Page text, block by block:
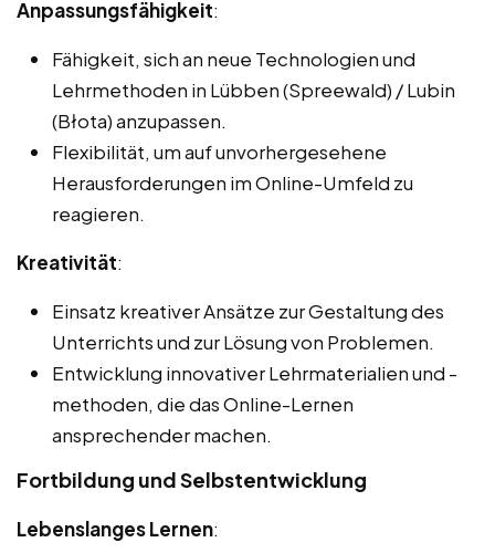
Anpassungsfähigkeit:
Fähigkeit, sich an neue Technologien und
Lehrmethoden in Lübben (Spreewald) / Lubin
(Błota) anzupassen.
Flexibilität, um auf unvorhergesehene
Herausforderungen im Online-Umfeld zu
reagieren.
Kreativität:
Einsatz kreativer Ansätze zur Gestaltung des
Unterrichts und zur Lösung von Problemen.
Entwicklung innovativer Lehrmaterialien und -
methoden, die das Online-Lernen
ansprechender machen.
Fortbildung und Selbstentwicklung
Lebenslanges Lernen: